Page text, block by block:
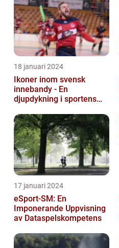
18 januari 2024
Ikoner inom svensk
innebandy - En
djupdykning i sportens
profiler
17 januari 2024
eSport-SM: En
Imponerande Uppvisning
av Dataspelskompetens